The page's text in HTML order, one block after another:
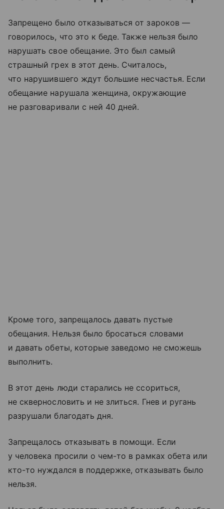
Запрещено было отказываться от зароков —
говорилось, что это к беде. Также нельзя было
нарушать свое обещание. Это был самый
страшный грех в этот день. Считалось,
что нарушившего ждут большие несчастья. Если
обещание нарушала женщина, окружающие
не разговаривали с ней 40 дней.
Кроме того, запрещалось давать пустые
обещания. Нельзя было бросаться словами
и давать обеты, которые заведомо не сможешь
выполнить.
В этот день люди старались не ссориться,
не сквернословить и не злиться. Гнев и ругань
разрушали благодать дня.
Запрещалось отказывать в помощи. Если
у человека просили о чем-то в рамках обета или
кто-то нуждался в поддержке, отказывать было
нельзя.